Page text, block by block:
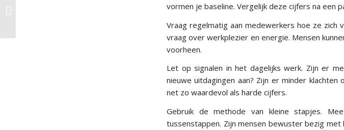
vormen je baseline. Vergelijk deze cijfers na een
Vraag regelmatig aan medewerkers hoe ze zich
vraag over werkplezier en energie. Mensen
voorheen.
Let op signalen in het dagelijks werk. Zijn er
nieuwe uitdagingen aan? Zijn er minder
net zo waardevol als harde cijfers.
Gebruik de methode van kleine stapjes.
tussenstappen. Zijn mensen bewuster bezig met